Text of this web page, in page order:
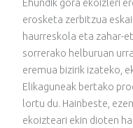
Ehundik gora ekoizleri
erosketa zerbitzua
haurreskola eta zahar-
sorrerako helburuan
eremua bizirik izateko,
Elikaguneak bertako
lortu du. Hainbeste,
ekoizteari ekin dioten